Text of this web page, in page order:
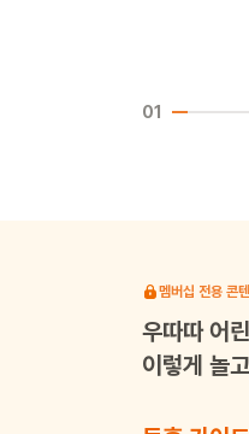
01
멤버십 전용 콘
우따따어
이렇게 놀